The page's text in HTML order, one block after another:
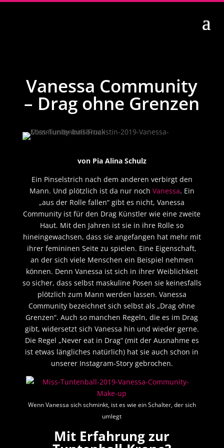
Vanessa Community
– Drag ohne Grenzen
von Pia Alina Schulz
Ein Pinselstrich nach dem anderen verbirgt den
Mann. Und plötzlich ist da nur noch Vanessa. Ein
„aus der Rolle fallen“ gibt es nicht, Vanessa
Community ist für den Drag Künstler wie eine zweite
Haut. Mit den Jahren ist sie in ihre Rolle so
hineingewachsen, dass sie angefangen hat mehr mit
ihrer femininen Seite zu spielen. Eine Eigenschaft,
an der sich viele Menschen ein Beispiel nehmen
können. Denn Vanessa ist sich in ihrer Weiblichkeit
so sicher, dass selbst maskuline Posen sie keinesfalls
plötzlich zum Mann werden lassen. Vanessa
Community bezeichnet sich selbst als „Drag ohne
Grenzen“. Auch so manchen Regeln, die es im Drag
gibt, widersetzt sich Vanessa hin und wieder gerne.
Die Regel „Never eat in Drag“ (mit der Ausnahme es
ist etwas längliches natürlich) hat sie auch schon in
unserer Instagram-Story gebrochen.
Wenn Vanessa sich schminkt, ist es wie ein Schalter, der sich
umlegt
Mit Erfahrung zur